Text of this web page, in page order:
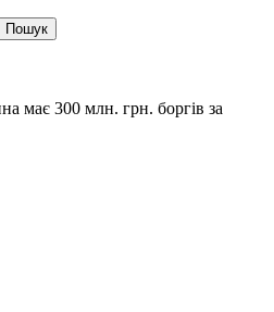
має 300 млн. грн. боргів за